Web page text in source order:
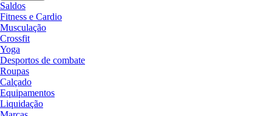
Saldos
Fitness e Cardio
Musculação
Crossfit
Yoga
Desportos de combate
Roupas
Calçado
Equipamentos
Liquidação